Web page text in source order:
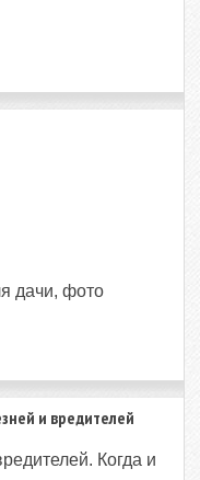
дачи, фото
и вредителей
Когда и